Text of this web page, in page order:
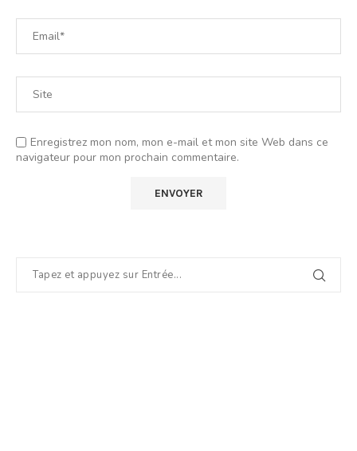
Enregistrez mon nom, mon e-mail et mon site Web dans ce
navigateur pour mon prochain commentaire.